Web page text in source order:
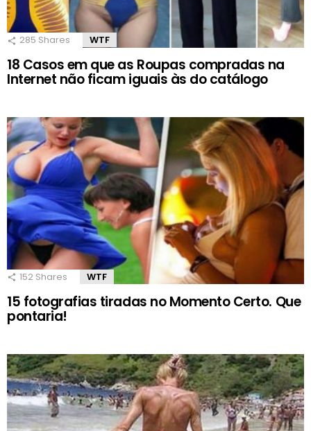
285 Shares WTF
18 Casos em que as Roupas compradas na
Internet não ficam iguais às do catálogo
152 Shares WTF
15 fotografias tiradas no Momento Certo. Que
pontaria!